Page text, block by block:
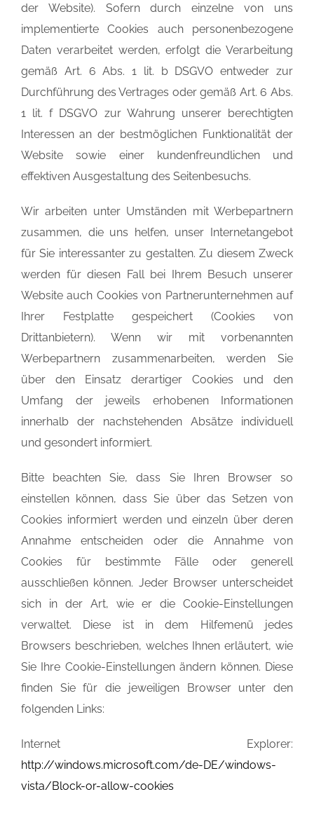
der Website). Sofern durch einzelne von uns
implementierte Cookies auch personenbezogene
Daten verarbeitet werden, erfolgt die Verarbeitung
gemäß Art. 6 Abs. 1 lit. b DSGVO entweder zur
Durchführung des Vertrages oder gemäß Art. 6 Abs.
1 lit. f DSGVO zur Wahrung unserer berechtigten
Interessen an der bestmöglichen Funktionalität der
Website sowie einer kundenfreundlichen und
effektiven Ausgestaltung des Seitenbesuchs.
Wir arbeiten unter Umständen mit Werbepartnern
zusammen, die uns helfen, unser Internetangebot
für Sie interessanter zu gestalten. Zu diesem Zweck
werden für diesen Fall bei Ihrem Besuch unserer
Website auch Cookies von Partnerunternehmen auf
Ihrer Festplatte gespeichert (Cookies von
Drittanbietern). Wenn wir mit vorbenannten
Werbepartnern zusammenarbeiten, werden Sie
über den Einsatz derartiger Cookies und den
Umfang der jeweils erhobenen Informationen
innerhalb der nachstehenden Absätze individuell
und gesondert informiert.
Bitte beachten Sie, dass Sie Ihren Browser so
einstellen können, dass Sie über das Setzen von
Cookies informiert werden und einzeln über deren
Annahme entscheiden oder die Annahme von
Cookies für bestimmte Fälle oder generell
ausschließen können. Jeder Browser unterscheidet
sich in der Art, wie er die Cookie-Einstellungen
verwaltet. Diese ist in dem Hilfemenü jedes
Browsers beschrieben, welches Ihnen erläutert, wie
Sie Ihre Cookie-Einstellungen ändern können. Diese
finden Sie für die jeweiligen Browser unter den
folgenden Links:
Internet Explorer:
http://windows.microsoft.com/de-DE/windows-
vista/Block-or-allow-cookies